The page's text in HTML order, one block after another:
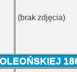
(brak zdjęcia)